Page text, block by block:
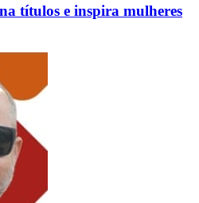
títulos e inspira mulheres